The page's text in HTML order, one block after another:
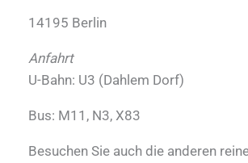
14195 Berlin
Anfahrt
U-Bahn: U3 (Dahlem Dorf)
Bus: M11, N3, X83
Besuchen Sie auch die anderen